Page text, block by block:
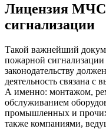
Лицензия МЧС
сигнализации
Такой важнейший
пожарной сигнализации
законодательству
деятельность связана
А именно: монтажом,
обслуживанием
промышленных и
также компаниями,